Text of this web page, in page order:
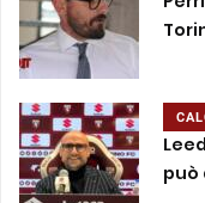
può